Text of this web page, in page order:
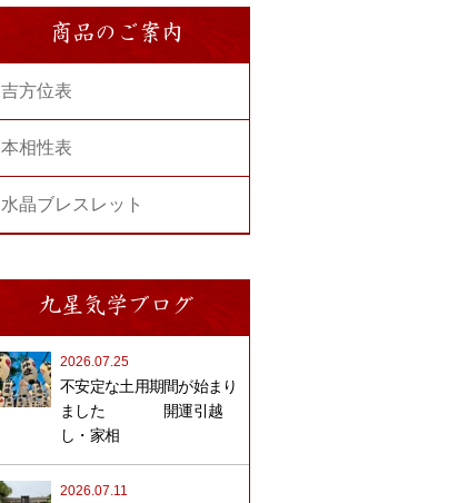
商品のご案内
吉方位表
本相性表
水晶ブレスレット
九星気学ブログ
2026.07.25
不安定な土用期間が始まり
ました 開運引越
し・家相
2026.07.11